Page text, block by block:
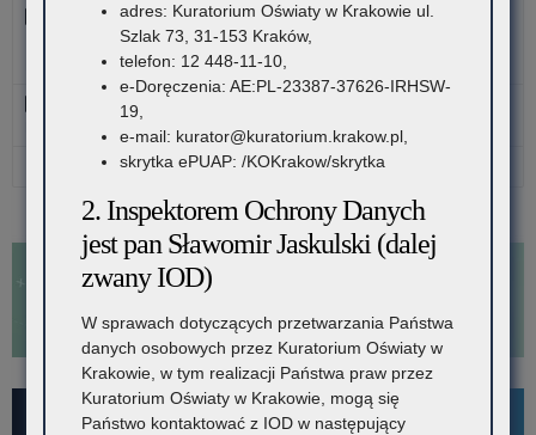
Wykaz szkół i placówek oświatowych - zał. Nr 1 do
Regulaminu Organizacyjnego
Data: 2026-03-11, rozmiar: 518 KB
Regulamin Organizacyjny Kuratorium Oświaty w Krakowie
Data: 2026-03-11, rozmiar: 342 KB
Pobierz wszystkie pliki
For Foreigners
adres: Kuratorium Oświaty w Krakowie ul.
Szlak 73, 31-153 Kraków,
telefon: 12 448-11-10,
e-Doręczenia: AE:PL-23387-37626-IRHSW-
19,
e-mail: kurator@kuratorium.krakow.pl,
skrytka ePUAP: /KOKrakow/skrytka
2. Inspektorem Ochrony Danych
jest pan Sławomir Jaskulski (dalej
zwany IOD)
W sprawach dotyczących przetwarzania Państwa
danych osobowych przez Kuratorium Oświaty w
Krakowie, w tym realizacji Państwa praw przez
Kuratorium Oświaty w Krakowie, mogą się
Państwo kontaktować z IOD w następujący